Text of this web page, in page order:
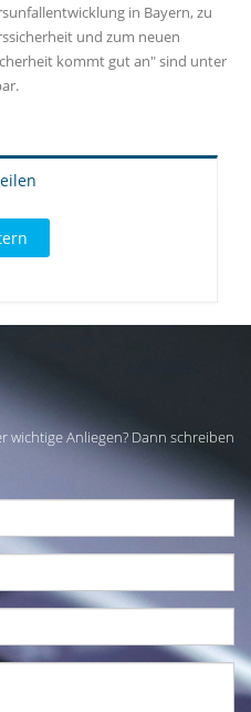
in Bayern, zu
und zum neuen
kommt gut an" sind unter
wichtige Anliegen? Dann schreiben